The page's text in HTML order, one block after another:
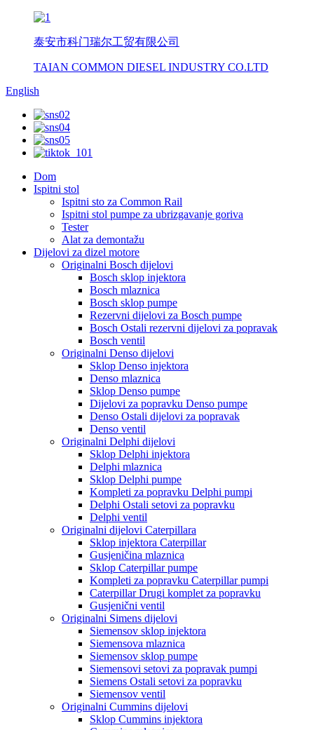
泰安市科门瑞尔工贸有限公司
TAIAN COMMON DIESEL INDUSTRY CO.LTD
English
Dom
Ispitni stol
Ispitni sto za Common Rail
Ispitni stol pumpe za ubrizgavanje goriva
Tester
Alat za demontažu
Dijelovi za dizel motore
Originalni Bosch dijelovi
Bosch sklop injektora
Bosch mlaznica
Bosch sklop pumpe
Rezervni dijelovi za Bosch pumpe
Bosch Ostali rezervni dijelovi za popravak
Bosch ventil
Originalni Denso dijelovi
Sklop Denso injektora
Denso mlaznica
Sklop Denso pumpe
Dijelovi za popravku Denso pumpe
Denso Ostali dijelovi za popravak
Denso ventil
Originalni Delphi dijelovi
Sklop Delphi injektora
Delphi mlaznica
Sklop Delphi pumpe
Kompleti za popravku Delphi pumpi
Delphi Ostali setovi za popravku
Delphi ventil
Originalni dijelovi Caterpillara
Sklop injektora Caterpillar
Gusjeničina mlaznica
Sklop Caterpillar pumpe
Kompleti za popravku Caterpillar pumpi
Caterpillar Drugi komplet za popravku
Gusjenični ventil
Originalni Simens dijelovi
Siemensov sklop injektora
Siemensova mlaznica
Siemensov sklop pumpe
Siemensovi setovi za popravak pumpi
Siemens Ostali setovi za popravku
Siemensov ventil
Originalni Cummins dijelovi
Sklop Cummins injektora